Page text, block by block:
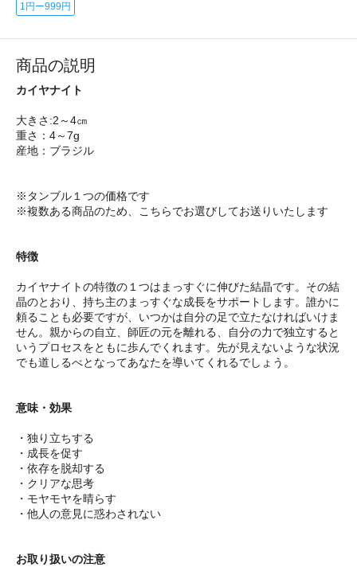
1円ー999円
商品の説明
カイヤナイト
大きさ:2～4㎝
重さ：4～7g
産地：ブラジル
※タンブル１つの価格です
※複数ある商品のため、こちらでお選びしてお送りいたします
特徴
カイヤナイトの特徴の１つはまっすぐに伸びた結晶です。その結
晶のとおり、持ち主のまっすぐな成長をサポートします。誰かに
頼ることも必要ですが、いつかは自分の足で立たなければいけま
せん。親からの自立、師匠の元を離れる、自分の力で独立すると
いうプロセスをともに歩んでくれます。先が見えないような状況
でも道しるべとなってあなたを導いてくれるでしょう。
意味・効果
・独り立ちする
・成長を促す
・依存を脱却する
・クリアな思考
・モヤモヤを晴らす
・他人の意見に惑わされない
お取り扱いの注意